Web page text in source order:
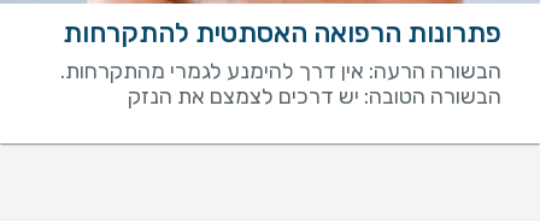
פתרונות הרפואה האסתטית להתקרחות
הבשורה הרעה: אין דרך להימנע לגמרי מהתקרחות.
הבשורה הטובה: יש דרכים לצמצם את הנזק